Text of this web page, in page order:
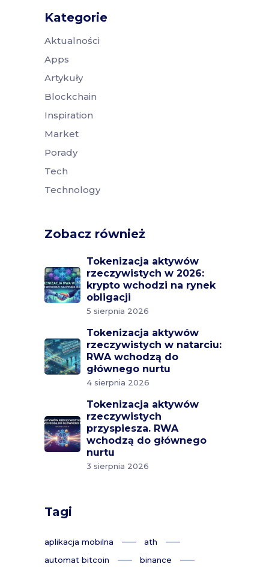
Kategorie
Aktualności
Apps
Artykuły
Blockchain
Inspiration
Market
Porady
Tech
Technology
Zobacz również
Tokenizacja aktywów
rzeczywistych w 2026:
krypto wchodzi na rynek
obligacji
5 sierpnia 2026
Tokenizacja aktywów
rzeczywistych w natarciu:
RWA wchodzą do
głównego nurtu
4 sierpnia 2026
Tokenizacja aktywów
rzeczywistych
przyspiesza. RWA
wchodzą do głównego
nurtu
3 sierpnia 2026
Tagi
aplikacja mobilna
ath
automat bitcoin
binance